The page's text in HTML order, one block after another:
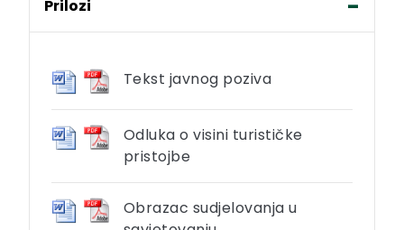
Prilozi
Tekst javnog poziva
Odluka o visini turističke
pristojbe
Obrazac sudjelovanja u